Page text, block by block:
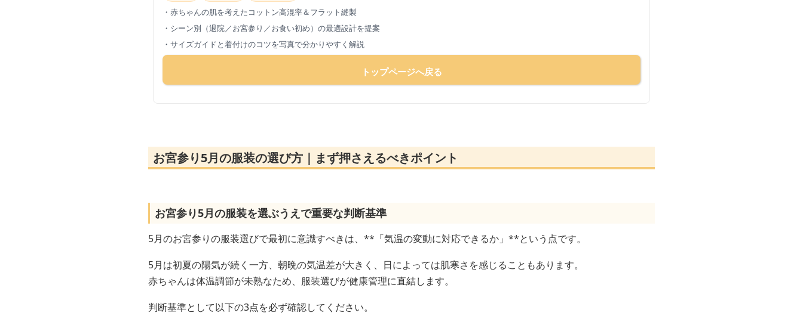
・赤ちゃんの肌を考えたコットン高混率＆フラット縫製
・シーン別（退院／お宮参り／お食い初め）の最適設計を提案
・サイズガイドと着付けのコツを写真で分かりやすく解説
トップページへ戻る
お宮参り5月の服装の選び方｜まず押さえるべきポイント
お宮参り5月の服装を選ぶうえで重要な判断基準
5月のお宮参りの服装選びで最初に意識すべきは、**「気温の変動に対応できるか」**という点です。
5月は初夏の陽気が続く一方、朝晩の気温差が大きく、日によっては肌寒さを感じることもあります。
赤ちゃんは体温調節が未熟なため、服装選びが健康管理に直結します。
判断基準として以下の3点を必ず確認してください。